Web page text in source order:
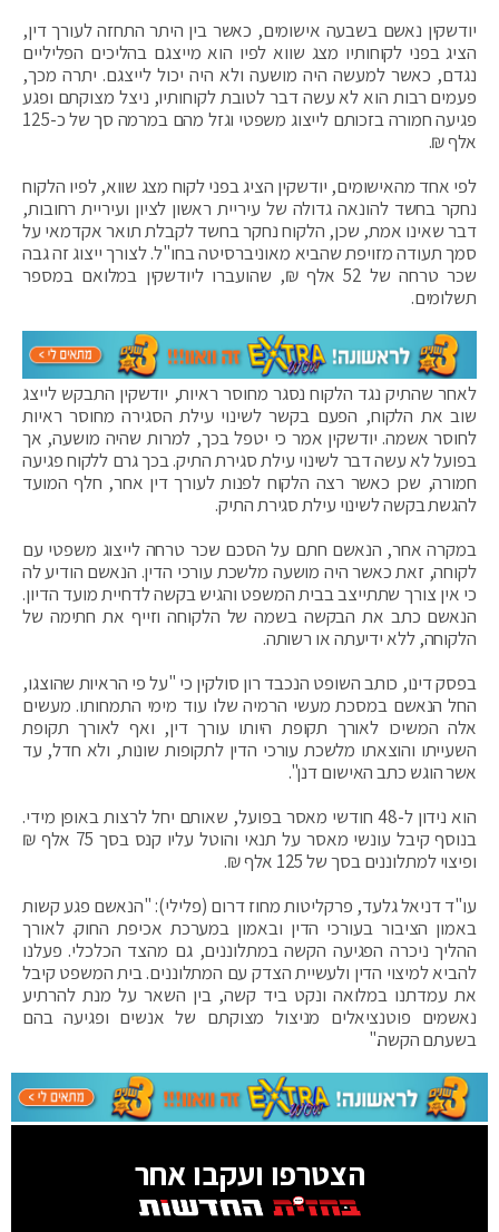
יודשקין נאשם בשבעה אישומים, כאשר בין היתר התחזה לעורך דין,
הציג בפני לקוחותיו מצג שווא לפיו הוא מייצגם בהליכים הפליליים
נגדם, כאשר למעשה היה מושעה ולא היה יכול לייצגם. יתרה מכך,
פעמים רבות הוא לא עשה דבר לטובת לקוחותיו, ניצל מצוקתם ופגע
פגיעה חמורה בזכותם לייצוג משפטי וגזל מהם במרמה סך של כ-125
אלף ₪.
לפי אחד מהאישומים, יודשקין הציג בפני לקוח מצג שווא, לפיו הלקוח
נחקר בחשד להונאה גדולה של עיריית ראשון לציון ועיריית רחובות,
דבר שאינו אמת, שכן, הלקוח נחקר בחשד לקבלת תואר אקדמאי על
סמך תעודה מזויפת שהביא מאוניברסיטה בחו"ל. לצורך ייצוג זה גבה
שכר טרחה של 52 אלף ₪, שהועברו ליודשקין במלואם במספר
תשלומים.
לאחר שהתיק נגד הלקוח נסגר מחוסר ראיות, יודשקין התבקש לייצג
שוב את הלקוח, הפעם בקשר לשינוי עילת הסגירה מחוסר ראיות
לחוסר אשמה. יודשקין אמר כי יטפל בכך, למרות שהיה מושעה, אך
בפועל לא עשה דבר לשינוי עילת סגירת התיק. בכך גרם ללקוח פגיעה
חמורה, שכן כאשר רצה הלקוח לפנות לעורך דין אחר, חלף המועד
להגשת בקשה לשינוי עילת סגירת התיק.
במקרה אחר, הנאשם חתם על הסכם שכר טרחה לייצוג משפטי עם
לקוחה, זאת כאשר היה מושעה מלשכת עורכי הדין. הנאשם הודיע לה
כי אין צורך שתתייצב בבית המשפט והגיש בקשה לדחיית מועד הדיון.
הנאשם כתב את הבקשה בשמה של הלקוחה וזייף את חתימה של
הלקוחה, ללא ידיעתה או רשותה.
בפסק דינו, כותב השופט הנכבד רון סולקין כי "על פי הראיות שהוצגו,
החל הנאשם במסכת מעשי הרמיה שלו עוד מימי התמחותו. מעשים
אלה המשיכו לאורך תקופת היותו עורך דין, ואף לאורך תקופת
השעייתו והוצאתו מלשכת עורכי הדין לתקופות שונות, ולא חדל, עד
אשר הוגש כתב האישום דנן".
הוא נידון ל-48 חודשי מאסר בפועל, שאותם יחל לרצות באופן מידי.
בנוסף קיבל עונשי מאסר על תנאי והוטל עליו קנס בסך 75 אלף ₪
ופיצוי למתלוננים בסך של 125 אלף ₪.
עו"ד דניאל גלעד, פרקליטות מחוז דרום (פלילי): "הנאשם פגע קשות
באמון הציבור בעורכי הדין ובאמון במערכת אכיפת החוק. לאורך
ההליך ניכרה הפגיעה הקשה במתלוננים, גם מהצד הכלכלי. פעלנו
להביא למיצוי הדין ולעשיית הצדק עם המתלוננים. בית המשפט קיבל
את עמדתנו במלואה ונקט ביד קשה, בין השאר על מנת להרתיע
נאשמים פוטנציאלים מניצול מצוקתם של אנשים ופגיעה בהם
בשעתם הקשה."
הצטרפו ועקבו אחר